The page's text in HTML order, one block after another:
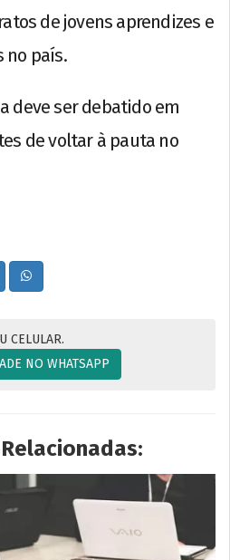
de jovens aprendizes e
no país.
deve ser debatido em
de voltar à pauta no
CELULAR.
NO WHATSAPP